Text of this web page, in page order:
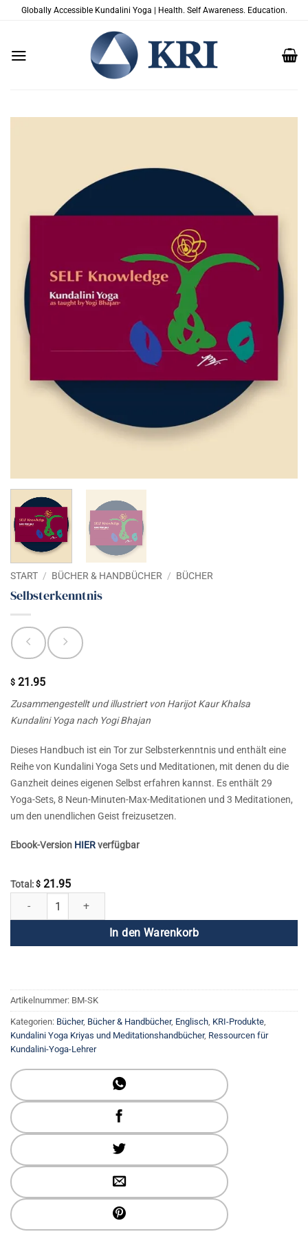
ZumGlobally Accessible Kundalini Yoga | Health. Self Awareness. Education.
START / BÜCHER & HANDBÜCHER / BÜCHER
Selbsterkenntnis
$ 21.95
Zusammengestellt und illustriert von Harijot Kaur Khalsa
Kundalini Yoga nach Yogi Bhajan
Dieses Handbuch ist ein Tor zur Selbsterkenntnis und enthält eine
Reihe von Kundalini Yoga Sets und Meditationen, mit denen du die
Ganzheit deines eigenen Selbst erfahren kannst. Es enthält 29
Yoga-Sets, 8 Neun-Minuten-Max-Meditationen und 3 Meditationen,
um den unendlichen Geist freizusetzen.
Ebook-Version HIERverfügbar
Total: $ 21.95
Selbsterkenntnis Menge
In den Warenkorb
Artikelnummer: BM-SK
Kategorien: Bücher, Bücher & Handbücher, Englisch, KRI-Produkte,
Kundalini Yoga Kriyas und Meditationshandbücher, Ressourcen für
Kundalini-Yoga-Lehrer